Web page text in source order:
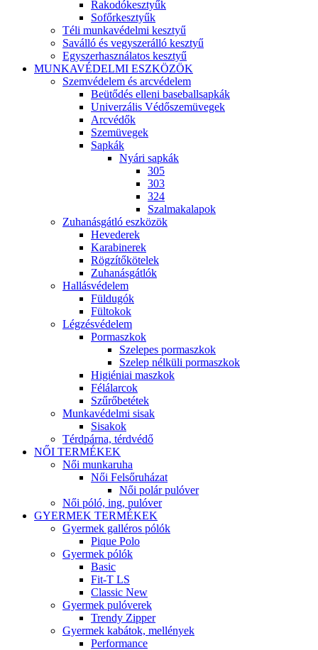
Rakodókesztyűk
Sofőrkesztyűk
Téli munkavédelmi kesztyű
Saválló és vegyszerálló kesztyű
Egyszerhasználatos kesztyű
MUNKAVÉDELMI ESZKÖZÖK
Szemvédelem és arcvédelem
Beütődés elleni baseballsapkák
Univerzális Védőszemüvegek
Arcvédők
Szemüvegek
Sapkák
Nyári sapkák
305
303
324
Szalmakalapok
Zuhanásgátló eszközök
Hevederek
Karabinerek
Rögzítőkötelek
Zuhanásgátlók
Hallásvédelem
Füldugók
Fültokok
Légzésvédelem
Pormaszkok
Szelepes pormaszkok
Szelep nélküli pormaszkok
Higiéniai maszkok
Félálarcok
Szűrőbetétek
Munkavédelmi sisak
Sisakok
Térdpárna, térdvédő
NŐI TERMÉKEK
Női munkaruha
Női Felsőruházat
Női polár pulóver
Női póló, ing, pulóver
GYERMEK TERMÉKEK
Gyermek galléros pólók
Pique Polo
Gyermek pólók
Basic
Fit-T LS
Classic New
Gyermek pulóverek
Trendy Zipper
Gyermek kabátok, mellények
Performance